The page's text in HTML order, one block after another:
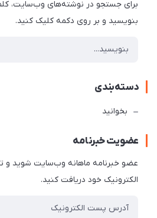
برای جستجو در نوشته‌های وب‌سایت،
بنویسید و بر روی دکمه کلیک کنید.
دسته‌بندی
بخوانید
عضویت خبرنامه
عضو خبرنامه ماهانه وب‌سایت شوید و
الکترونیک خود دریافت کنید.